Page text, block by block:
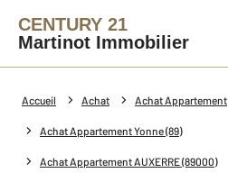
CENTURY 21
Martinot Immobilier
Accueil Achat Achat Appartement
Achat Appartement Yonne (89)
Achat Appartement AUXERRE (89000)